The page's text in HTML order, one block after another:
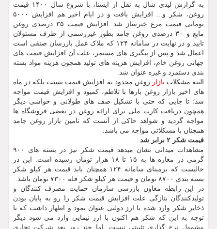
به گزارش لیدی شال به نقل از ایسنا، با شروع سال ۱۴۰۰ قیمت
روغن، شکر و... افزایش یافت و در ایام اخیر هم افزایش ۵۰۰۰
تومانی قیمت مرغ خبرساز شد. افزایش قیمت ۳۵ درصدی روغن
مایع و ۳۰ درصدی روغن جامد بطور غیررسمی از طرف مسئولان
تایید و در نهایت در سامانه ۱۲۴ که ملاک عمل بازرسان صنفی است
اعمال شد و پس از پیگیری های مستمر، علت آن افزایش قیمت های
جهانی روغن خام، افزایش هزینه های تولید همچون هزینه مواد بسته
بندی دستمزد و غیره عنوان شد.
البته مشکلات بازار روغن محدود به افزایش قیمت نیست بلکه در ماه
های اخیر بازار روغن بارها با تلاطم، کمبود و افزایش قیمت مواجه
شد؛ تا جایی که حتی با تشکیل صف های طولانی و حواشی دیگر
همچون دریافت کارت ملی برای ارائه روغن در بعضی فروشگاه ها
مواجه گردید و شواهد حاکی از آنست که تامین بازار روغن جامد
همچنان با مشکلاتی مواجه می باشد.
قیمت شکر ۲ برابر شد
مشاهدات میدانی نشان میدهد قیمت شکر نیز در بسته های ۹۰۰
گرمی در مغازه ها به ۱۵ تا ۱۸ هزار تومان رسیده است. این در
حالیست که برمبنای سامانه ۱۲۴ همچنان باید قیمت هر کیلو شکر
بسته بندی ۸۷۰۰ تومان و قیمت هر کیلو شکر فله ۷۳۰۰ تومان باشد.
در این رابطه معاون بازرسی سازمان حمایت مصرف کنندگان و
تولیدکنندگان بتازگی علت افزایش قیمت شکر را رو به پایان بودن
ذخایر شکر وارد شده با ارز دولتی عنوان نمود و اظهار داشت که با
توجه به این که شکر هم اکنون با ارز نیمایی وارد می شود دیگر
مشمول نرخ گذاری تثبیتی نیست. اما چند روز بعد شرکت تجاری